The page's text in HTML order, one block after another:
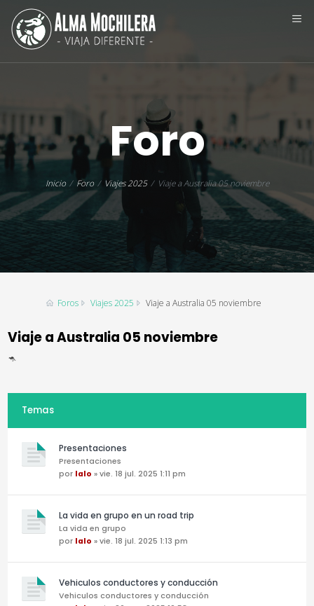
Foro
Inicio Foro Viajes 2025 Viaje a Australia 05 noviembre
Foros Viajes 2025 Viaje a Australia 05 noviembre
Viaje a Australia 05 noviembre
🦘
Temas
Presentaciones
Presentaciones
por lalo » vie. 18 jul. 2025 1:11 pm
La vida en grupo en un road trip
La vida en grupo
por lalo » vie. 18 jul. 2025 1:13 pm
Vehiculos conductores y conducción
Vehiculos conductores y conducción